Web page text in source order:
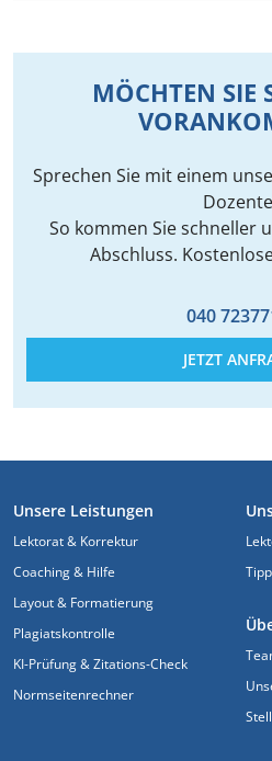
MÖCHTEN SIE
Sprechen Sie mit einem
So kommen Sie schneller
Abschluss.
040
JETZT
FUSSZEILE
Unsere Leistungen
Lektorat & Korrektur
Coaching & Hilfe
Layout & Formatierung
Plagiatskontrolle
KI-Prüfung & Zitations-Check
Normseitenrechner